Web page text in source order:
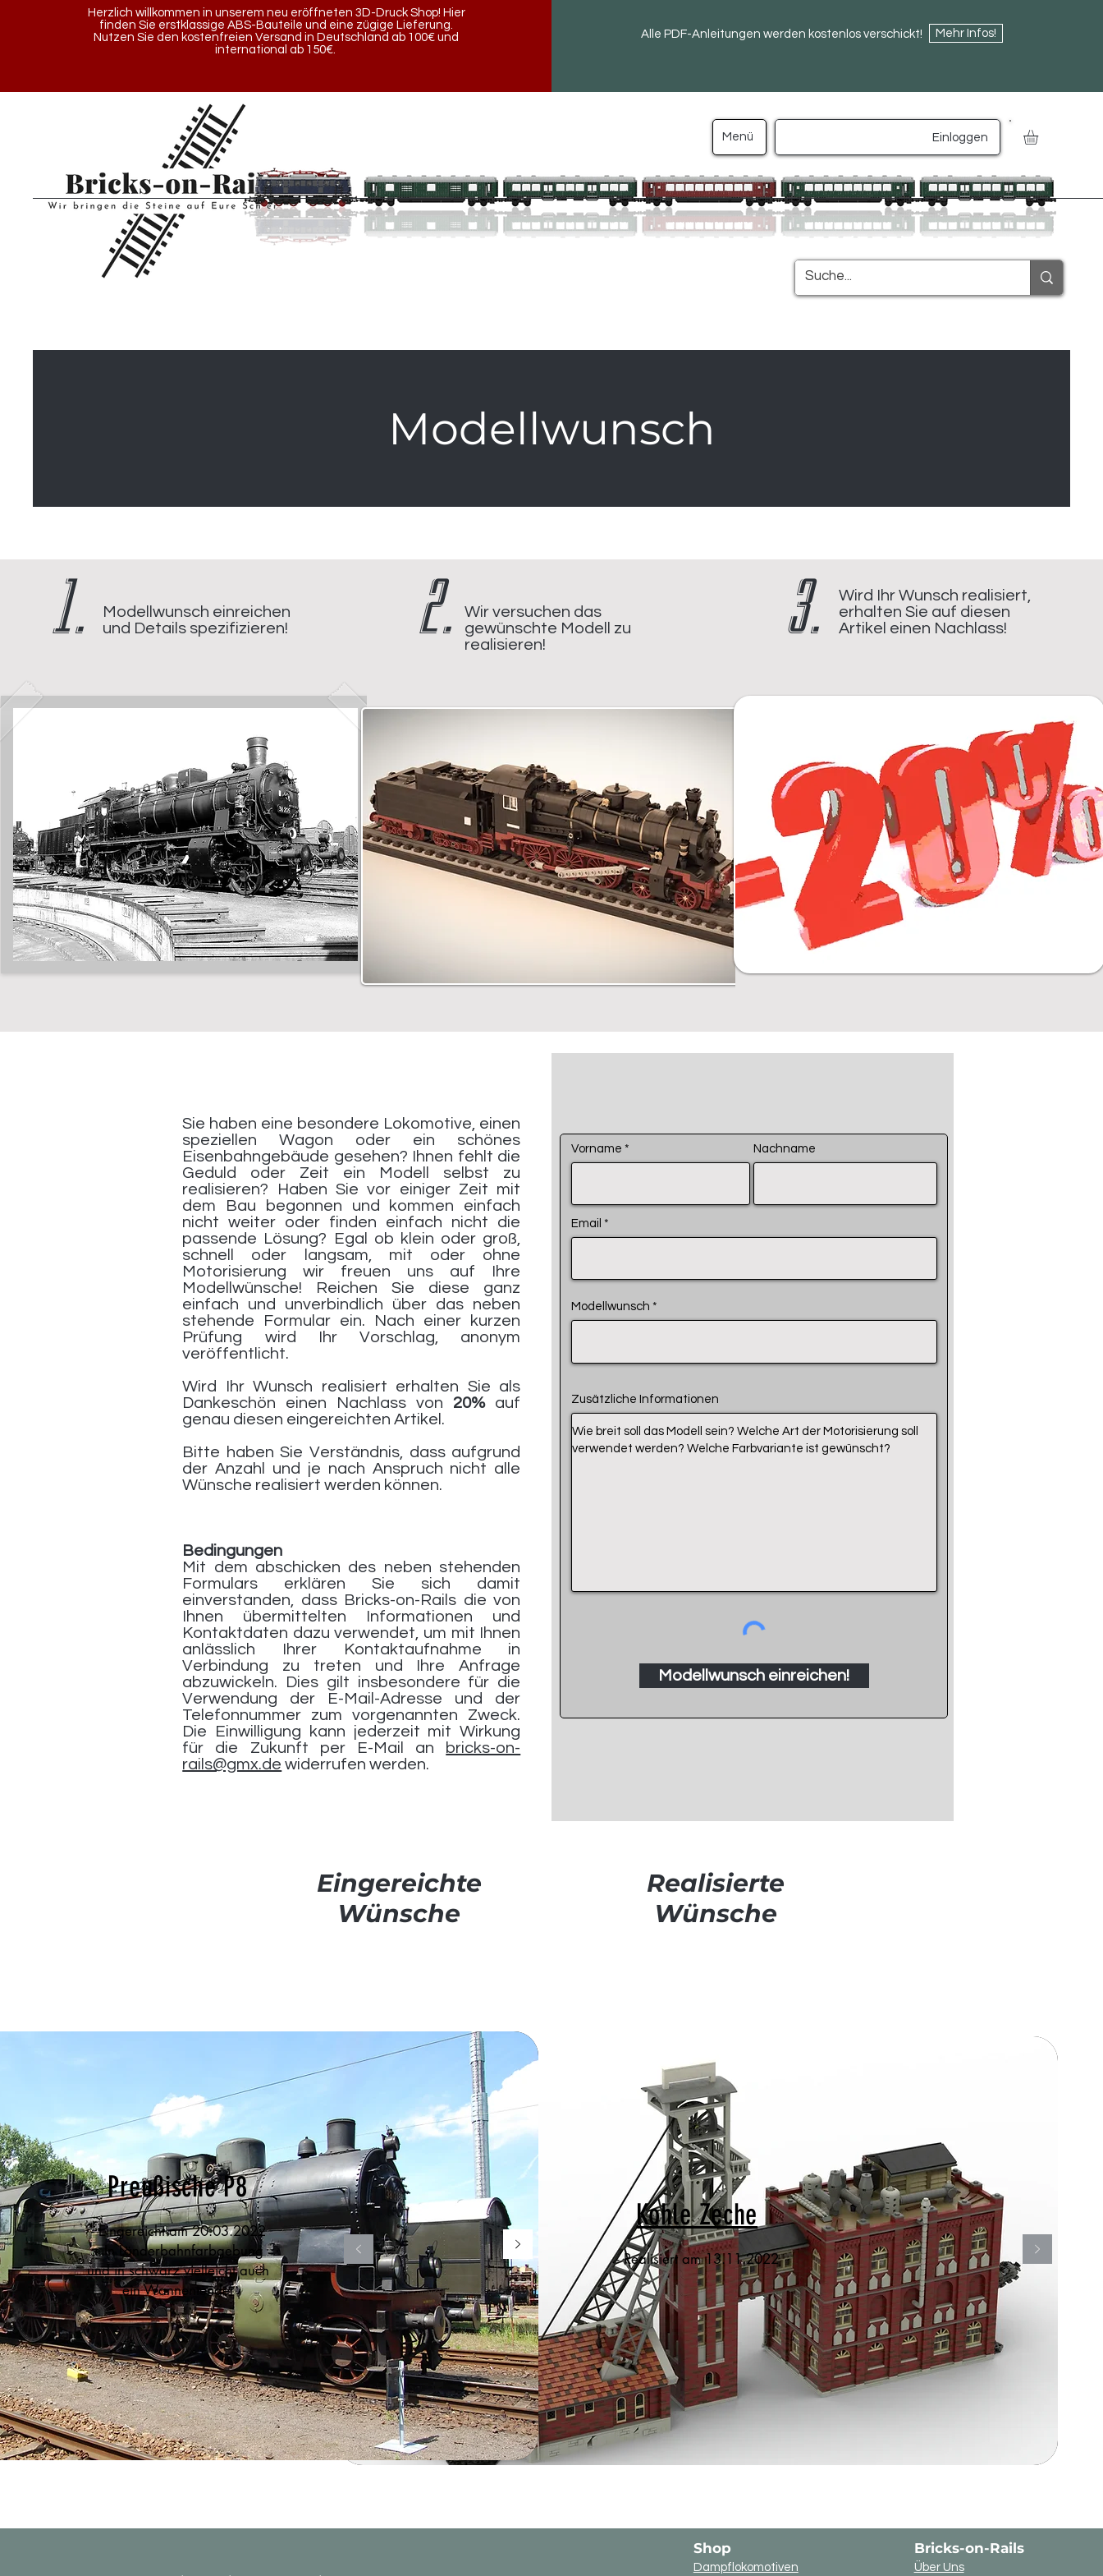
Herzlich willkommen in unserem neu eröffneten 3D-Druck Shop! Hier
finden Sie erstklassige ABS-Bauteile und eine zügige Lieferung.
Nutzen Sie den kostenfreien Versand in Deutschland ab 100€ und
international ab 150€.
Alle PDF-Anleitungen werden kostenlos verschickt! Mehr Infos!
Menü Einloggen
Modellwunsch
1.
Modellwunsch einreichen
und Details spezifizieren!
2.
Wir versuchen das
gewünschte Modell zu
realisieren!
3.
Wird Ihr Wunsch realisiert,
erhalten Sie auf diesen
Artikel einen Nachlass!
Sie haben eine besondere Lokomotive, einen
speziellen Wagon oder ein schönes
Eisenbahngebäude gesehen? Ihnen fehlt die
Geduld oder Zeit ein Modell selbst zu
realisieren? Haben Sie vor einiger Zeit mit
dem Bau begonnen und kommen einfach
nicht weiter oder finden einfach nicht die
passende Lösung? Egal ob klein oder groß,
schnell oder langsam, mit oder ohne
Motorisierung wir freuen uns auf Ihre
Modellwünsche! Reichen Sie diese ganz
einfach und unverbindlich über das neben
stehende Formular ein. Nach einer kurzen
Prüfung wird Ihr Vorschlag, anonym
veröffentlicht.
Wird Ihr Wunsch realisiert erhalten Sie als
Dankeschön einen Nachlass von 20%auf
genau diesen eingereichten Artikel.
Bitte haben Sie Verständnis, dass aufgrund
der Anzahl und je nach Anspruch nicht alle
Wünsche realisiert werden können.
Bedingungen
Mit dem abschicken des neben stehenden
Formulars erklären Sie sich damit
einverstanden, dass Bricks-on-Rails die von
Ihnen übermittelten Informationen und
Kontaktdaten dazu verwendet, um mit Ihnen
anlässlich Ihrer Kontaktaufnahme in
Verbindung zu treten und Ihre Anfrage
abzuwickeln. Dies gilt insbesondere für die
Verwendung der E-Mail-Adresse und der
Telefonnummer zum vorgenannten Zweck.
Die Einwilligung kann jederzeit mit Wirkung
für die Zukunft per E-Mail an bricks-on-
rails@gmx.de widerrufen werden.
Vorname Nachname
Email
Modellwunsch
Zusätzliche Informationen
Modellwunsch einreichen!
Eingereichte
Wünsche
Realisierte
Wünsche
Kohle Zeche
- Realisiert am 13.11.2022
Preußische P8
- Eingereicht am 20.03.2022
-- In Länderbahnfarbgebung
und in schwarz vielleicht auch
ein Wannentender
Shop
Dampflokomotiven
Bricks-on-Rails
Über Uns